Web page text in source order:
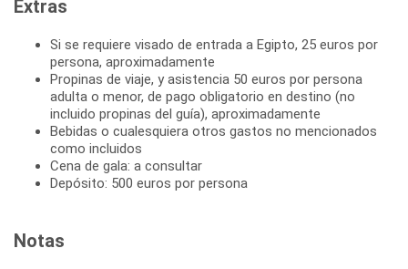
Extras
Si se requiere visado de entrada a Egipto, 25 euros por
persona, aproximadamente
Propinas de viaje, y asistencia 50 euros por persona
adulta o menor, de pago obligatorio en destino (no
incluido propinas del guía), aproximadamente
Bebidas o cualesquiera otros gastos no mencionados
como incluidos
Cena de gala: a consultar
Depósito: 500 euros por persona
Notas